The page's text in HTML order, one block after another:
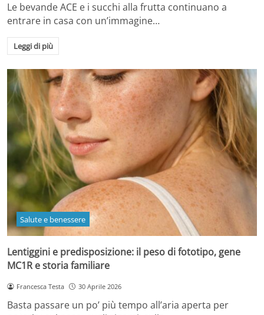
Le bevande ACE e i succhi alla frutta continuano a
entrare in casa con un’immagine…
Leggi di più
Salute e benessere
Lentiggini e predisposizione: il peso di fototipo, gene
MC1R e storia familiare
Francesca Testa 30 Aprile 2026
Basta passare un po’ più tempo all’aria aperta per